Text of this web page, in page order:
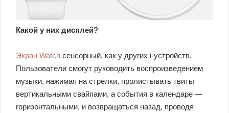
Какой у них дисплей?
Экран Watch сенсорный, как у других i-устройств.
Пользователи смогут руководить воспроизведением
музыки, нажимая на стрелки, пролистывать твиты
вертикальными свайпами, а события в календаре —
горизонтальными, и возвращаться назад, проводя